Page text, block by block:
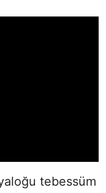
tebessüm